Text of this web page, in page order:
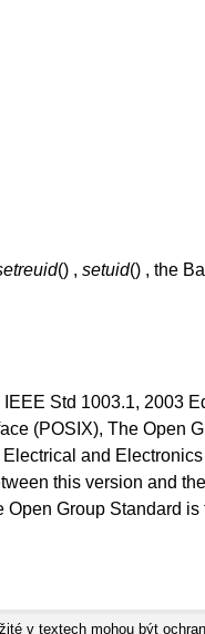
() , setuid() , the
Std 1003.1, 2003
(POSIX), The Open
and Electronics
this version and the
Group Standard is
v textech mohou být